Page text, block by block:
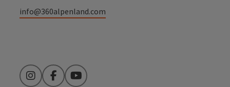
info@360alpenland.com
InstagramFacebookYouTube